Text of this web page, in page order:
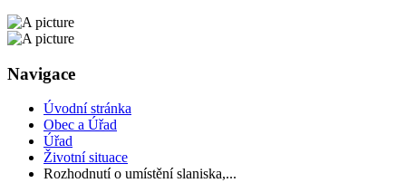
Navigace
Úvodní stránka
Obec a Úřad
Úřad
Životní situace
Rozhodnutí o umístění slaniska,...